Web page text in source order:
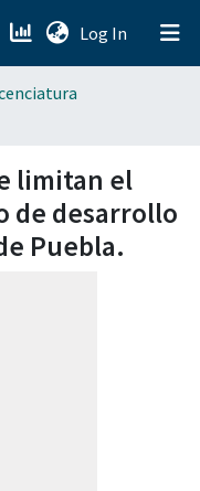
Log In (current)
limitan el
de desarrollo
Puebla.